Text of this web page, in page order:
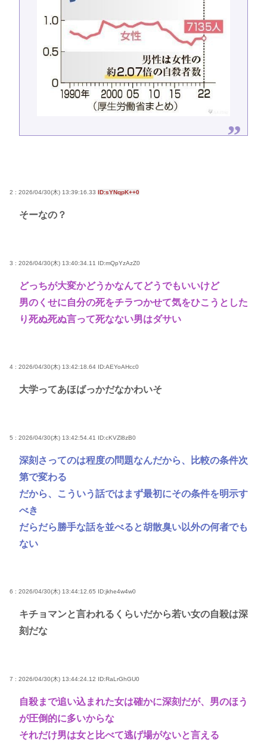
2 : 2026/04/30(木) 13:39:16.33 ID:sYNqpK++0
そーなの？
3 : 2026/04/30(木) 13:40:34.11 ID:mQpYzAzZ0
どっちが大変かどうかなんてどうでもいいけど
男のくせに自分の死をチラつかせて気をひこうとした
り死ぬ死ぬ言って死なない男はダサい
4 : 2026/04/30(木) 13:42:18.64 ID:AEYoAHcc0
大学ってあほばっかだなかわいそ
5 : 2026/04/30(木) 13:42:54.41 ID:cKVZl8zB0
深刻さってのは程度の問題なんだから、比較の条件次
第で変わる
だから、こういう話ではまず最初にその条件を明示す
べき
だらだら勝手な話を並べると胡散臭い以外の何者でも
ない
6 : 2026/04/30(木) 13:44:12.65 ID:jkhe4w4w0
キチョマンと言われるくらいだから若い女の自殺は深
刻だな
7 : 2026/04/30(木) 13:44:24.12 ID:RaLrGhGU0
自殺まで追い込まれた女は確かに深刻だが、男のほう
が圧倒的に多いからな
それだけ男は女と比べて逃げ場がないと言える